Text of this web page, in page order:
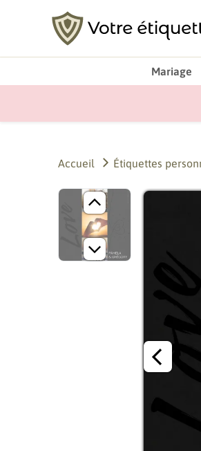
Mariage
Accueil Étiquettes